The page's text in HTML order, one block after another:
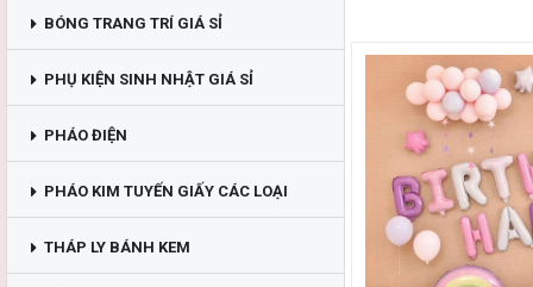
BÓNG TRANG TRÍ GIÁ SỈ
PHỤ KIỆN SINH NHẬT GIÁ SỈ
PHÁO ĐIỆN
PHÁO KIM TUYẾN GIẤY CÁC LOẠI
THÁP LY BÁNH KEM